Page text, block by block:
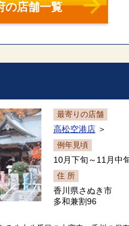
の店舗一覧
最寄りの店舗
高松空港店 ＞
例年見頃
10月下旬～11月中
住 所
香川県さぬき市
多和兼割96